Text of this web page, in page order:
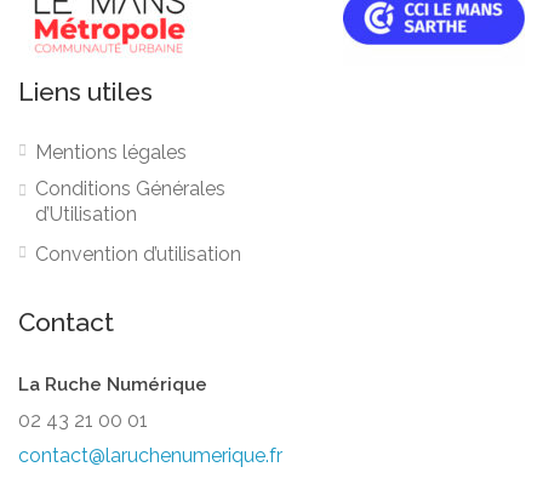
Liens utiles
Mentions légales
Conditions Générales
d’Utilisation
Convention d’utilisation
Contact
La Ruche Numérique
02 43 21 00 01
contact@laruchenumerique.fr